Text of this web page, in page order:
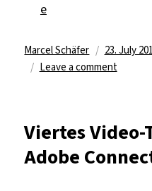
e
Author
Marcel Schäfer
Posted
on
23. July
Leave a commenton
zu
Adobe
Viertes
Adobe